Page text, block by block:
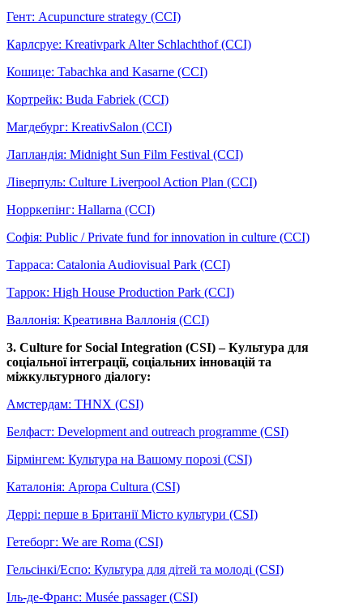
Гент: Acupuncture strategy (CCI)
Карлсруе: Kreativpark Alter Schlachthof (CCI)
Кошице: Tabachka and Kasarne (CCI)
Кортрейк: Buda Fabriek (CCI)
Магдебург: KreativSalon (CCI)
Лапландія: Midnight Sun Film Festival (CCI)
Ліверпуль: Culture Liverpool Action Plan (CCI)
Норркепінг: Hallarna (CCI)
Софія: Public / Private fund for innovation in culture (CCI)
Тарраса: Catalonia Audiovisual Park (CCI)
Таррок: High House Production Park (CCI)
Валлонія: Креативна Валлонія (CCI)
3. Culture for Social Integration (CSI) – Культура для
соціальної інтеграції, соціальних інновацій та
міжкультурного діалогу:
Амстердам: THNX (CSI)
Белфаст: Development and outreach programme (CSI)
Бірмінгем: Культура на Вашому порозі (CSI)
Каталонія: Apropa Cultura (CSI)
Деррі: перше в Британії Місто культури (CSI)
Гетеборг: We are Roma (CSI)
Гельсінкі/Еспо: Культура для дітей та молоді (CSI)
Іль-де-Франс: Musée passager (CSI)